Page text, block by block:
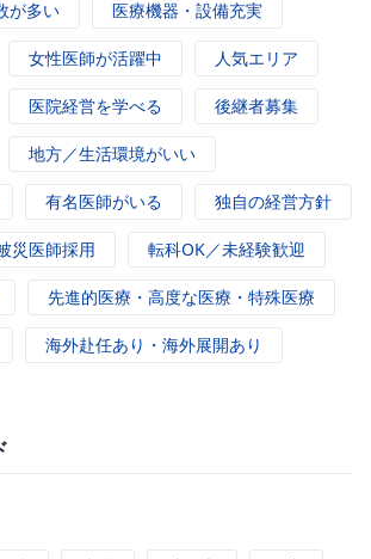
が多い 医療機器・設備充実
女性医師が活躍中 人気エリア
医院経営を学べる 後継者募集
地方／生活環境がいい
有名医師がいる 独自の経営方針
災医師採用 転科OK／未経験歓迎
先進的医療・高度な医療・特殊医療
海外赴任あり・海外展開あり